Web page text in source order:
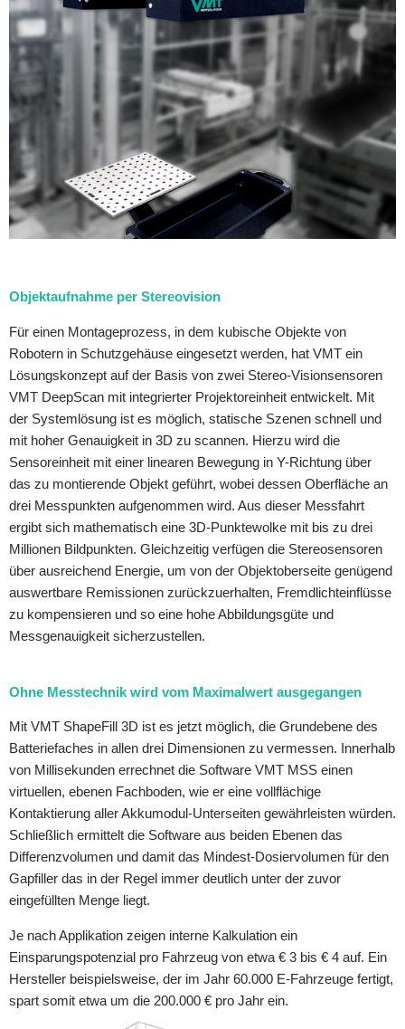
Objektaufnahme per Stereovision
Für einen Montageprozess, in dem kubische Objekte von
Robotern in Schutzgehäuse eingesetzt werden, hat VMT ein
Lösungskonzept auf der Basis von zwei Stereo-Visionsensoren
VMT DeepScan mit integrierter Projektoreinheit entwickelt. Mit
der Systemlösung ist es möglich, statische Szenen schnell und
mit hoher Genauigkeit in 3D zu scannen. Hierzu wird die
Sensoreinheit mit einer linearen Bewegung in Y-Richtung über
das zu montierende Objekt geführt, wobei dessen Oberfläche an
drei Messpunkten aufgenommen wird. Aus dieser Messfahrt
ergibt sich mathematisch eine 3D-Punktewolke mit bis zu drei
Millionen Bildpunkten. Gleichzeitig verfügen die Stereosensoren
über ausreichend Energie, um von der Objektoberseite genügend
auswertbare Remissionen zurückzuerhalten, Fremdlichteinflüsse
zu kompensieren und so eine hohe Abbildungsgüte und
Messgenauigkeit sicherzustellen.
Ohne Messtechnik wird vom Maximalwert ausgegangen
Mit VMT ShapeFill 3D ist es jetzt möglich, die Grundebene des
Batteriefaches in allen drei Dimensionen zu vermessen. Innerhalb
von Millisekunden errechnet die Software VMT MSS einen
virtuellen, ebenen Fachboden, wie er eine vollflächige
Kontaktierung aller Akkumodul-Unterseiten gewährleisten würden.
Schließlich ermittelt die Software aus beiden Ebenen das
Differenzvolumen und damit das Mindest-Dosiervolumen für den
Gapfiller das in der Regel immer deutlich unter der zuvor
eingefüllten Menge liegt.
Je nach Applikation zeigen interne Kalkulation ein
Einsparungspotenzial pro Fahrzeug von etwa € 3 bis € 4 auf. Ein
Hersteller beispielsweise, der im Jahr 60.000 E-Fahrzeuge fertigt,
spart somit etwa um die 200.000 € pro Jahr ein.